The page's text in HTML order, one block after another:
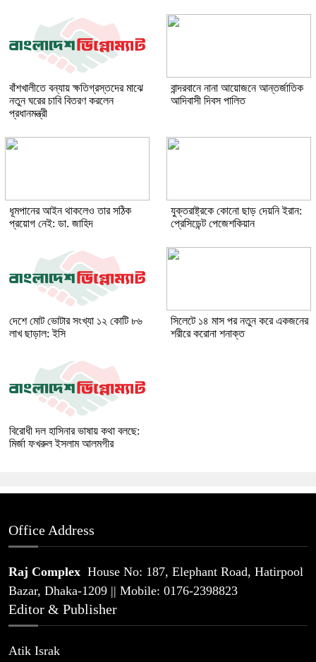
বাঁশখালীতে বন্যায় ক্ষতিগ্রস্তদের মাঝে
নতুন ঘরের চাবি বিতরণ করলেন
প্রধানমন্ত্রী
বান্দরবানে নানা আয়োজনে আন্তর্জাতিক
আদিবাসী দিবস পালিত
ধূমপানের আইন থাকলেও তার সঠিক
প্রয়োগ নেই: ডা. জাহিদ
যুক্তরাষ্ট্রকে কোনো ছাড় দেয়নি ইরান:
প্রেসিডেন্ট পেজেশকিয়ান
দেশে মোট ভোটার সংখ্যা ১২ কোটি ৮৬
লাখ ছাড়াল: ইসি
সিলেটে ১৪ মাস পর নতুন করে একজনের
শরীরে করোনা শনাক্ত
বিরোধী দল হাসিনার ভাষায় কথা বলছে:
মির্জা ফখরুল ইসলাম আলমগীর
Office Address
Raj Complex House No: 187, Elephant Road, Hatirpool
Bazar, Dhaka-1209 || Mobile: 0176-2398823
Editor & Publisher
Atik Israk